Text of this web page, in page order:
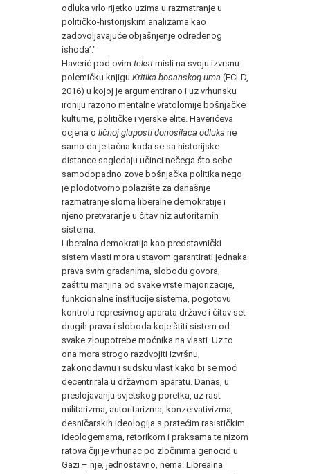
odluka vrlo rijetko uzima u razmatranje u
političko-historijskim analizama kao
zadovoljavajuće objašnjenje određenog
ishoda’."
Haverić pod ovim tekst misli na svoju izvrsnu
polemičku knjigu Kritika bosanskog uma (ECLD,
2016) u kojoj je argumentirano i uz vrhunsku
ironiju razorio mentalne vratolomije bošnjačke
kulturne, političke i vjerske elite. Haverićeva
ocjena o ličnoj gluposti donosilaca odluka ne
samo da je tačna kada se sa historijske
distance sagledaju učinci nečega što sebe
samodopadno zove bošnjačka politika nego
je plodotvorno polazište za današnje
razmatranje sloma liberalne demokratije i
njeno pretvaranje u čitav niz autoritarnih
sistema.
Liberalna demokratija kao predstavnički
sistem vlasti mora ustavom garantirati jednaka
prava svim građanima, slobodu govora,
zaštitu manjina od svake vrste majorizacije,
funkcionalne institucije sistema, pogotovu
kontrolu represivnog aparata države i čitav set
drugih prava i sloboda koje štiti sistem od
svake zloupotrebe moćnika na vlasti. Uz to
ona mora strogo razdvojiti izvršnu,
zakonodavnu i sudsku vlast kako bi se moć
decentrirala u državnom aparatu. Danas, u
preslojavanju svjetskog poretka, uz rast
militarizma, autoritarizma, konzervativizma,
desničarskih ideologija s pratećim rasističkim
ideologemama, retorikom i praksama te nizom
ratova čiji je vrhunac po zločinima genocid u
Gazi – nje, jednostavno, nema. Librealna